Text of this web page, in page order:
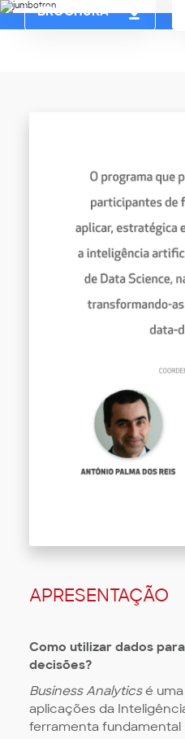
Ir para o conteúdo principal
BROCHURA
APRESENTAÇÃO
Como utilizar dados
decisões?
Business Analyticsé uma
aplicações da
ferramenta fundamental